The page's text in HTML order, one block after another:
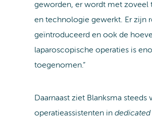
geworden, er wordt met zoveel
en technologie gewerkt. Er zijn
geïntroduceerd en ook de
laparoscopische operaties is
toegenomen.”
Daarnaast ziet Blanksma steeds
operatieassistenten in dedicated